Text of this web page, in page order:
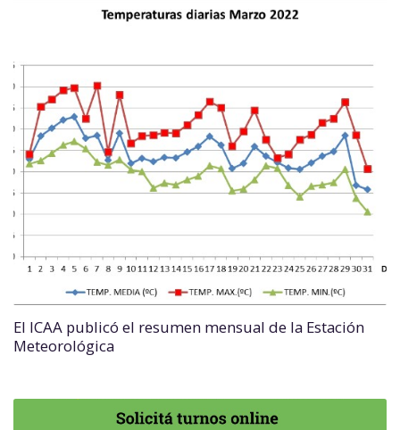
El ICAA publicó el resumen mensual de la Estación
Meteorológica